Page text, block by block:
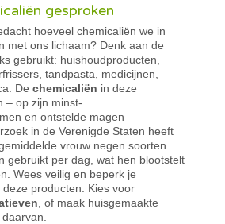
gesproken
hoeveel chemicaliën we in
met ons lichaam? Denk aan de
gebruikt: huishoudproducten,
tandpasta, medicijnen,
Dechemicaliën in deze
– op zijn minst-
en ontstelde magen
in de Verenigde Staten heeft
vrouw negen soorten
gebruikt per dag, wat hen blootstelt
Wees veilig en beperk je
producten. Kies voor
, of maak huisgemaakte